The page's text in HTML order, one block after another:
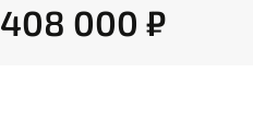
408 000 ₽